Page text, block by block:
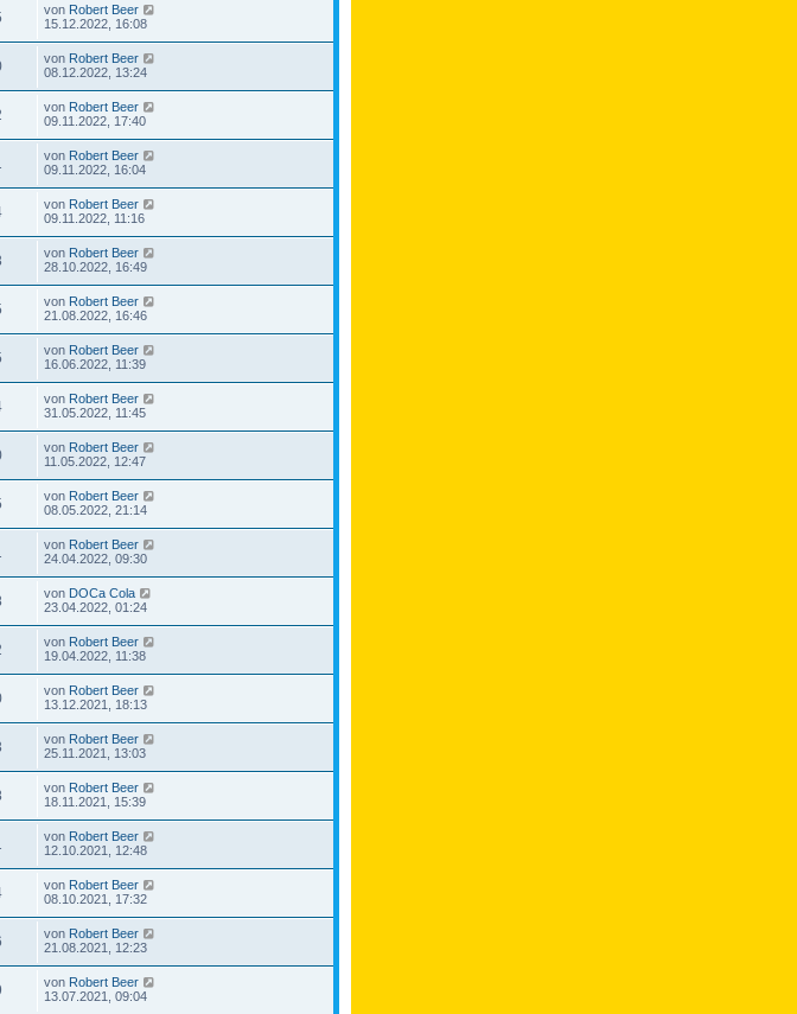
von Robert Beer
15.12.2022, 16:08
von Robert Beer
08.12.2022, 13:24
von Robert Beer
09.11.2022, 17:40
von Robert Beer
09.11.2022, 16:04
von Robert Beer
09.11.2022, 11:16
von Robert Beer
28.10.2022, 16:49
von Robert Beer
21.08.2022, 16:46
von Robert Beer
16.06.2022, 11:39
von Robert Beer
31.05.2022, 11:45
von Robert Beer
11.05.2022, 12:47
von Robert Beer
08.05.2022, 21:14
von Robert Beer
24.04.2022, 09:30
von DOCa Cola
23.04.2022, 01:24
von Robert Beer
19.04.2022, 11:38
von Robert Beer
13.12.2021, 18:13
von Robert Beer
25.11.2021, 13:03
von Robert Beer
18.11.2021, 15:39
von Robert Beer
12.10.2021, 12:48
von Robert Beer
08.10.2021, 17:32
von Robert Beer
21.08.2021, 12:23
von Robert Beer
13.07.2021, 09:04